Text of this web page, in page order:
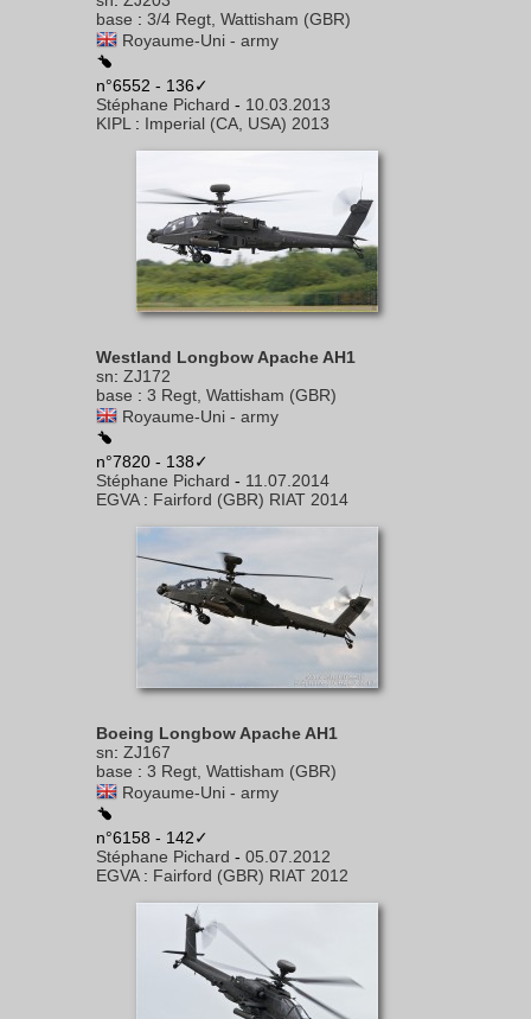
base : 3/4 Regt, Wattisham (GBR)
Royaume-Uni - army
n°6552 - 136✓
Stéphane Pichard - 10.03.2013
KIPL : Imperial (CA, USA) 2013
Westland Longbow Apache AH1
sn: ZJ172
base : 3 Regt, Wattisham (GBR)
Royaume-Uni - army
n°7820 - 138✓
Stéphane Pichard - 11.07.2014
EGVA: Fairford (GBR) RIAT 2014
Boeing Longbow Apache AH1
sn: ZJ167
base : 3 Regt, Wattisham (GBR)
Royaume-Uni - army
n°6158 - 142✓
Stéphane Pichard - 05.07.2012
EGVA: Fairford (GBR) RIAT 2012